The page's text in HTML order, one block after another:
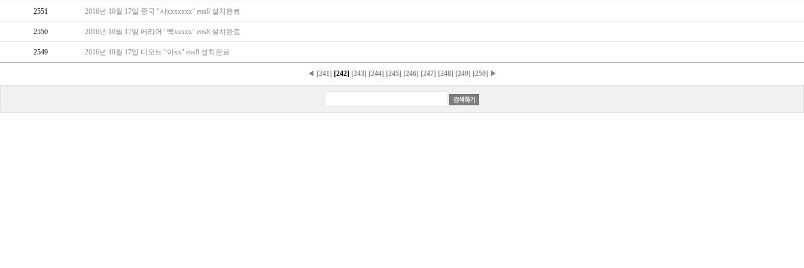
2551 2016년 10월 17일 중국 "사xxxxxxx" eos8 설치완료
2550 2016년 10월 17일 에리어 "빽xxxxx" eos8 설치완료
2549 2016년 10월 17일 디오트 "아xx" eos8 설치완료
◀ [241] [242] [243] [244] [245] [246] [247] [248] [249] [250] ▶